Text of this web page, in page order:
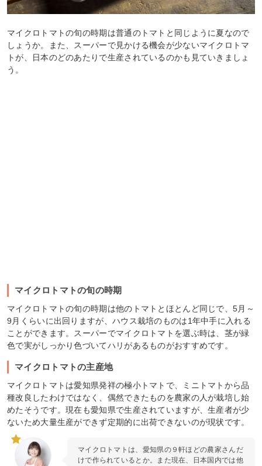
マイクロトマトの旬の時期は普通のトマトと同じように夏なので
しょうか。また、スーパーで見かける機会が少ないマイクロトマ
トが、日本のどのあたりで生産されているのかも見ていきましょ
う。
マイクロトマトの旬の時期
マイクロトマトの旬の時期は他のトマトとほとんど同じで、5月～
9月くらいに出回りますが、ハウス栽培のものは1年中手に入れる
ことができます。スーパーでマイクロトマトを選ぶ時は、茎が緑
色で実がしっかり色づいてハリがあるものがおすすめです。
マイクロトマトの主産地
マイクロトマトは愛知県発祥の極小トマトで、ミニトマトから品
種改良したわけではなく、偶然できたものを農家の人が栽培し始
めたそうです。現在も愛知県で生産されていますが、生産者が少
ないため大量生産ができず定期的に出荷できないのが現状です。
マイクロトマトは、愛知県の９軒ほどの農家さんだ
けで作られているとか。また現在、日本国内では他